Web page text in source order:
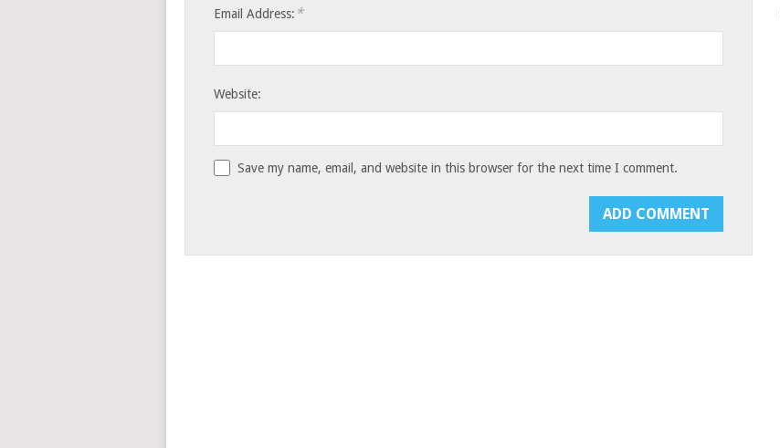
Email Address: *
Website:
Save my name, email, and website in this browser for the next time I comment.